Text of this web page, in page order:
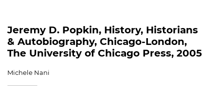
Jeremy D. Popkin, History, Historians
& Autobiography, Chicago-London,
The University of Chicago Press, 2005
Michele Nani